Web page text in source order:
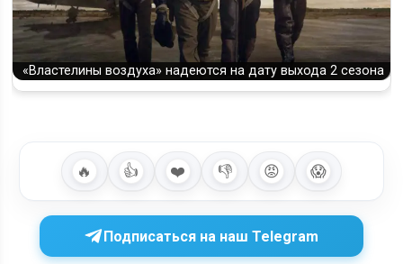
«Властелины воздуха» надеются на дату выхода 2 сезона
🔥 👍 ❤️ 👎 😡 😱
Подписаться на наш Telegram